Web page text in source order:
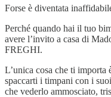
Forse è diventata
Perché quando hai il tuo
avere l’invito a casa di
FREGHI.
L’unica cosa che ti importa
spaccarti i timpani con i
che vederlo ammosciato,